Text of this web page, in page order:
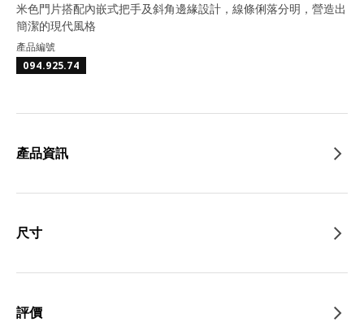
米色門片搭配內嵌式把手及斜角邊緣設計，線條俐落分明，營造出
簡潔的現代風格
產品編號
094.925.74
產品資訊
尺寸
評價